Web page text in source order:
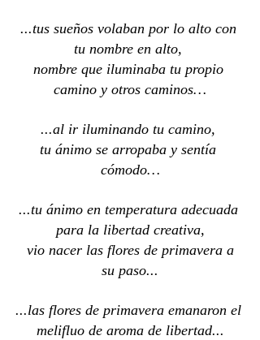
...tus sueños volaban por lo alto con
tu nombre en alto,
nombre que iluminaba tu propio
camino y otros caminos…
...al ir iluminando tu camino,
tu ánimo se arropaba y sentía
cómodo…
...tu ánimo en temperatura adecuada
para la libertad creativa,
su paso...
...las flores de primavera emanaron el
melifluo de aroma de libertad...